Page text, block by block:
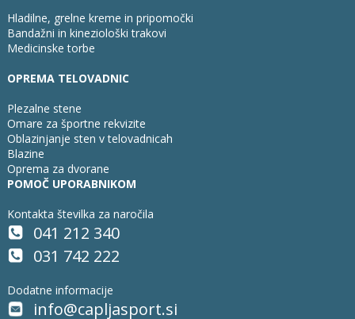
Hladilne, grelne kreme in pripomočki
Bandažni in kineziološki trakovi
Medicinske torbe
OPREMA TELOVADNIC
Plezalne stene
Omare za športne rekvizite
Oblazinjanje sten v telovadnicah
Blazine
Oprema za dvorane
POMOČ UPORABNIKOM
Kontakta številka za naročila
041 212 340
031 742 222
Dodatne informacije
info@capljasport.si